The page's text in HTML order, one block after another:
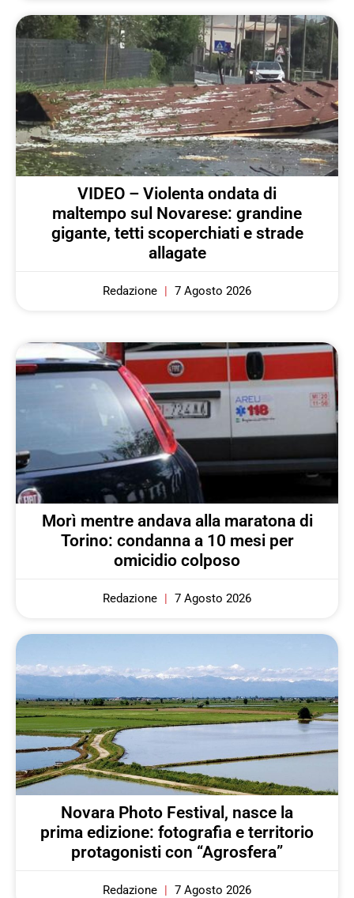
VIDEO – Violenta ondata di
maltempo sul Novarese: grandine
gigante, tetti scoperchiati e strade
allagate
Redazione 7 Agosto 2026
Morì mentre andava alla maratona di
Torino: condanna a 10 mesi per
omicidio colposo
Redazione 7 Agosto 2026
Novara Photo Festival, nasce la
prima edizione: fotografia e territorio
protagonisti con “Agrosfera”
Redazione 7 Agosto 2026